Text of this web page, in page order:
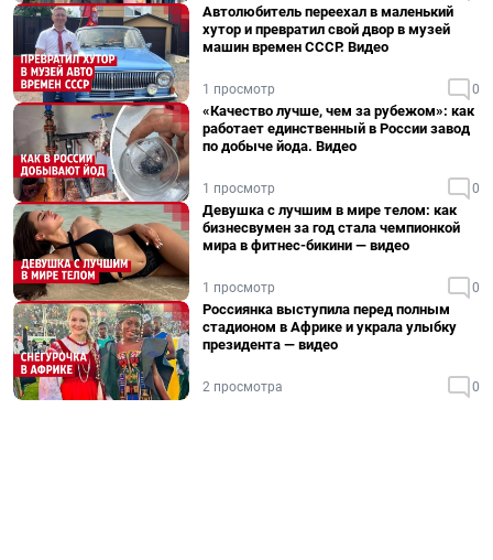
Автолюбитель переехал в маленький
хутор и превратил свой двор в музей
машин времен СССР. Видео
1 просмотр 0
«Качество лучше, чем за рубежом»: как
работает единственный в России завод
по добыче йода. Видео
1 просмотр 0
Девушка с лучшим в мире телом: как
бизнесвумен за год стала чемпионкой
мира в фитнес-бикини — видео
1 просмотр 0
Россиянка выступила перед полным
стадионом в Африке и украла улыбку
президента — видео
2 просмотра 0